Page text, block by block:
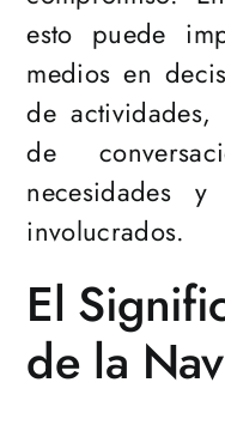
esto puede
medios en
de actividades,
de
necesidades
involucrados.
El
de la